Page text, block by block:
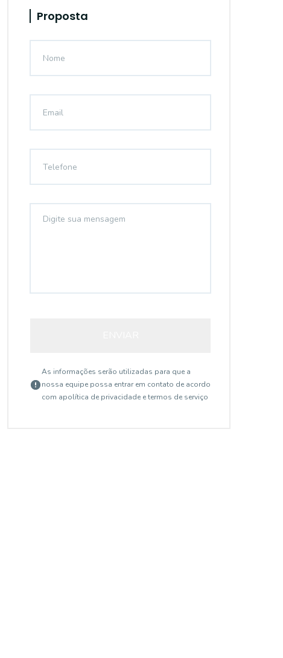
Proposta
As informações serão utilizadas para que a
nossa equipe possa entrar em contato de acordo
com apolítica de privacidade e termos de serviço